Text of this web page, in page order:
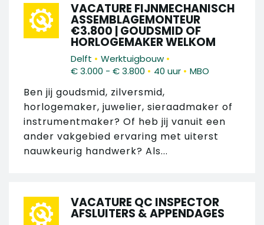
VACATURE FIJNMECHANISCH
ASSEMBLAGEMONTEUR
€3.800 | GOUDSMID OF
HORLOGEMAKER WELKOM
Delft • Werktuigbouw •
€ 3.000 - € 3.800 • 40 uur • MBO
Ben jij goudsmid, zilversmid,
horlogemaker, juwelier, sieraadmaker of
instrumentmaker? Of heb jij vanuit een
ander vakgebied ervaring met uiterst
nauwkeurig handwerk? Als...
VACATURE QC INSPECTOR
AFSLUITERS & APPENDAGES